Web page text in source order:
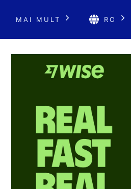
MAI MULT RO